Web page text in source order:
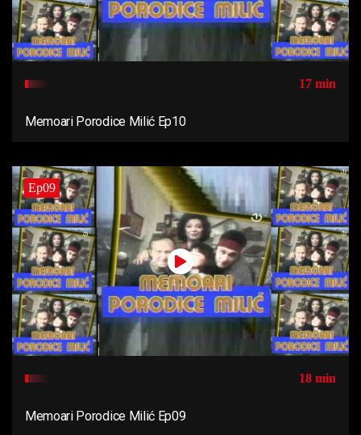
17 min
Memoari Porodice Milić Ep10
Ep09
18 min
Memoari Porodice Milić Ep09